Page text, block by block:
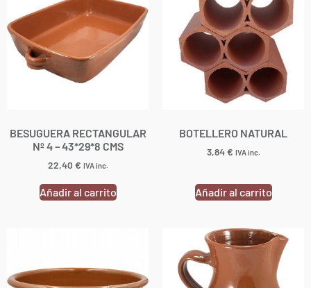
BESUGUERA RECTANGULAR
Nº 4 – 43*29*8 CMS
22,40 € IVA inc.
Añadir al carrito
BOTELLERO NATURAL
3,84€ IVA inc.
Añadir al carrito